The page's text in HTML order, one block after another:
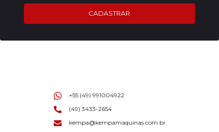
CADASTRAR
+55 (49) 991004922
(49) 3433-2654
kempa@kempamaquinas.com.br